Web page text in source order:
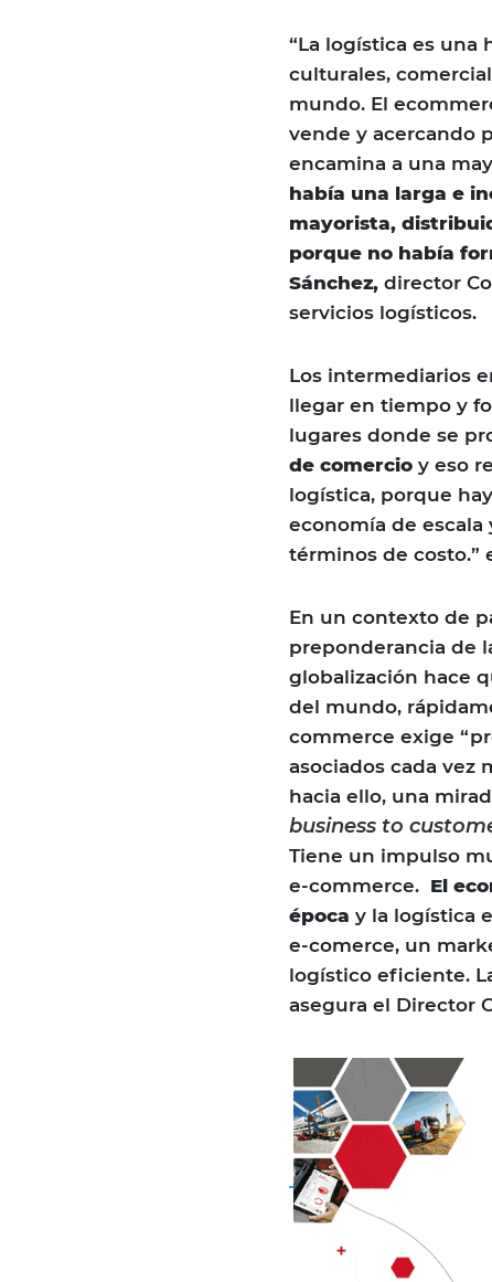
“La logística es una
culturales,
mundo. El
vende y acercando
encamina a una
había una larga e
mayorista,
porque no había
Sánchez, director
servicios logísticos.
Los intermediarios
llegar en tiempo y
lugares donde se
de comercio y eso
logística, porque
economía de
términos de costo.”
En un contexto de
preponderancia de
globalización hace
del mundo,
commerce exige
asociados cada vez
hacia ello, una
business to
Tiene un impulso
e-commerce. El
época y la logística
e-comerce, un
logístico eficiente.
asegura el Director